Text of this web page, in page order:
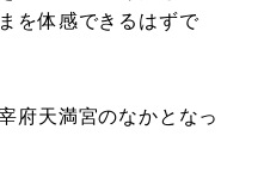
を体感できるはずで
府天満宮のなかとなっ